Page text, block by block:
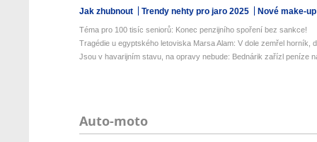
Jak zhubnout Trendy nehty pro jaro 2025 Nové make-
Téma pro 100 tisíc seniorů: Konec penzijního spoření bez sankce!
Tragédie u egyptského letoviska Marsa Alam: V dole zemřel horník,
Jsou v havarijním stavu, na opravy nebude: Bednárik zařízl peníze
Auto-moto